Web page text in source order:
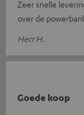
Zeer snelle
over de
Herr H.
Goede koop